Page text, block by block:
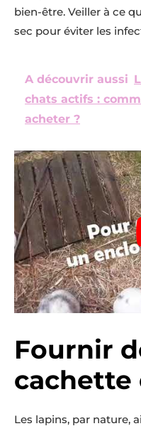
bien-être. Veiller à ce
sec pour éviter les
A découvrir aussi
chats actifs :
acheter ?
Fournir
cachette
Les lapins, par nature,